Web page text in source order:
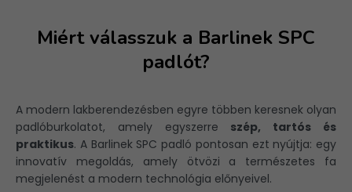
Miért válasszuk a Barlinek SPC
padlót?
A modern lakberendezésben egyre többen keresnek olyan
padlóburkolatot, amely egyszerre szép, tartós és
praktikus. A Barlinek SPC padló pontosan ezt nyújtja: egy
innovatív megoldás, amely ötvözi a természetes fa
megjelenést a modern technológia előnyeivel.